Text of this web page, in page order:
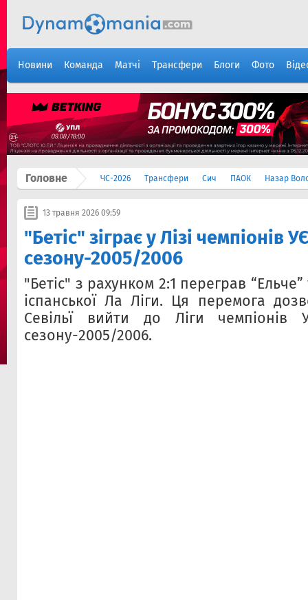
Новини Команда Матчі Трансфери Блоги Фото
Головне ЧС-2026 Трансфери Сич ПАОК Назар
13 травня 2026 09:59
"Бетіс" зіграє у Лізі чемпіонів
сезону-2005/2006
"Бетіс" з рахунком 2:1 переграв
іспанської Ла Ліги. Ця перемога
Севільї вийти до Ліги
сезону-2005/2006.